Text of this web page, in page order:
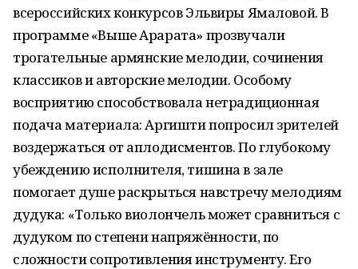
всероссийских конкурсов Эльвиры Ямаловой. В
программе «Выше Арарата» прозвучали
трогательные армянские мелодии, сочинения
классиков и авторские мелодии. Особому
восприятию способствовала нетрадиционная
подача материала: Аргишти попросил зрителей
воздержаться от аплодисментов. По глубокому
убеждению исполнителя, тишина в зале
помогает душе раскрыться навстречу мелодиям
дудука: «Только виолончель может сравниться с
дудуком по степени напряжённости, по
сложности сопротивления инструменту. Его